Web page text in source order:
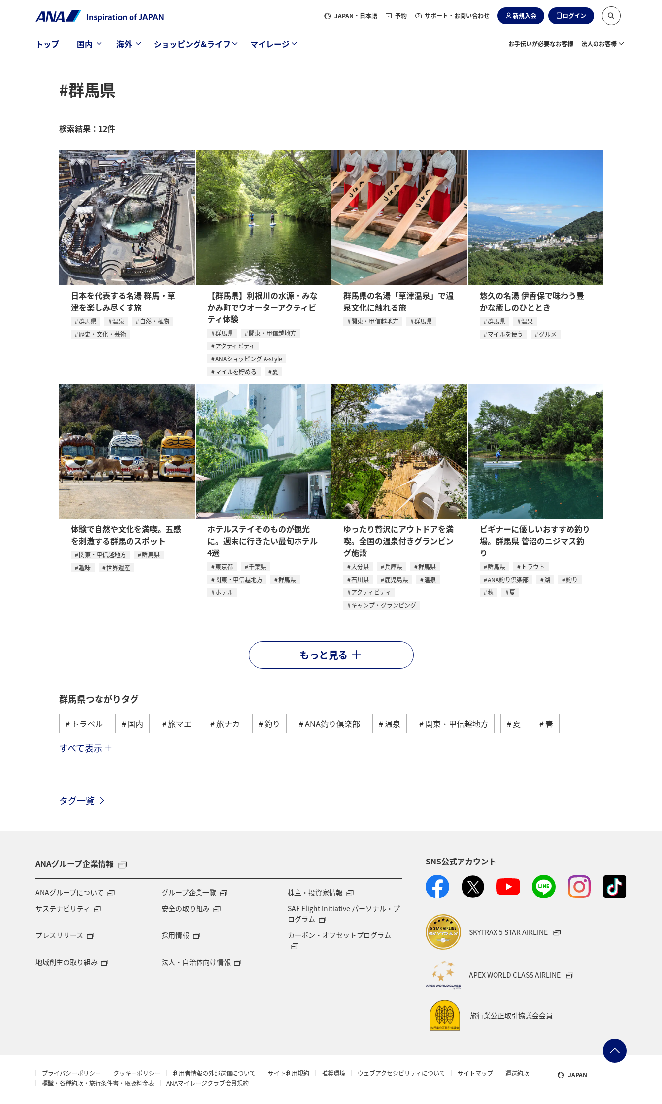
JAPAN ・日本語 予約 サポート・お問い合わせ 新規入会 ログイン
トップ 国内 海外 ショッピング&ライフ マイレージ お手伝いが必要なお客様 法人のお客様
#群馬県
検索結果：12件
日本を代表する名湯 群馬・草
津を楽しみ尽くす旅
群馬県 温泉
自然・植物
歴史・文化・芸術
【群馬県】利根川の水源・みな
かみ町でウオーターアクティビ
ティ体験
群馬県
関東・甲信越地方
アクティビティ
ANAショッピング A-style
マイルを貯める
夏
群馬県の名湯「草津温泉」で温
泉文化に触れる旅
関東・甲信越地方 群馬県
悠久の名湯 伊香保で味わう豊
かな癒しのひととき
群馬県
温泉
マイルを使う
グルメ
体験で自然や文化を満喫。五感
を刺激する群馬のスポット
関東・甲信越地方
群馬県
趣味
世界遺産
ホテルステイそのものが観光
に。週末に行きたい最旬ホテル
4選
東京都
千葉県
関東・甲信越地方
群馬県
ホテル
ゆったり贅沢にアウトドアを満
喫。全国の温泉付きグランピン
グ施設
大分県 兵庫県
群馬県
石川県
鹿児島県
温泉
アクティビティ
キャンプ・グランピング
ビギナーに優しいおすすめ釣り
場。群馬県 菅沼のニジマス釣
り
群馬県
トラウト
ANA釣り倶楽部
湖
釣り
秋
夏
もっと見る
群馬県つながりタグ
トラベル 国内 旅マエ 旅ナカ 釣り ANA釣り倶楽部 温泉 関東・甲信越地方 夏 春
川 ヤマメ
ライフ
すべて表示
タグ一覧
ANAグループ企業情報
ANAグループについて グループ企業一覧
株主・投資家情報
サステナビリティ
安全の取り組み
SAF Flight Initiative パーソナル・プ
ログラム
プレスリリース
採用情報 カーボン・オフセットプログラム
地域創生の取り組み 法人・自治体向け情報
SNS公式アカウント
SKYTRAX 5 STAR AIRLINE
APEX WORLD CLASS AIRLINE
旅行業公正取引協議会会員
プライバシーポリシー クッキーポリシー 利用者情報の外部送信について サイト利用規約 推奨環境 ウェブアクセシビリティについて サイトマップ
運送約款
標識・各種約款・旅行条件書・取扱料金表
ANAマイレージクラブ会員規約
JAPAN